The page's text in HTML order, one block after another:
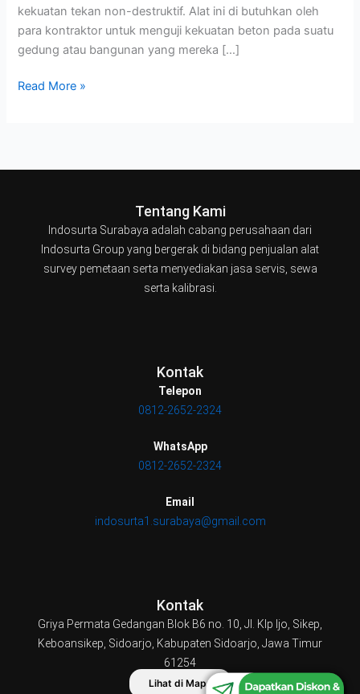
kekuatan tekan non-destruktif. Alat ini di butuhkan oleh
para kontraktor untuk menguji kekuatan beton pada suatu
gedung atau bangunan yang mereka […]
Read More »
Tentang Kami
Indosurta Surabaya adalah cabang perusahaan dari
Indosurta Group yang bergerak di bidang penjualan alat
survey pemetaan serta menyediakan jasa servis, sewa
serta kalibrasi.
Kontak
Telepon
0812-2652-2324
WhatsApp
0812-2652-2324
Email
indosurta1.surabaya@gmail.com
Kontak
Griya Permata Gedangan Blok B6 no. 10, Jl. Klp Ijo, Sikep,
Keboansikep, Sidoarjo, Kabupaten Sidoarjo, Jawa Timur
61254
Lihat di Maps